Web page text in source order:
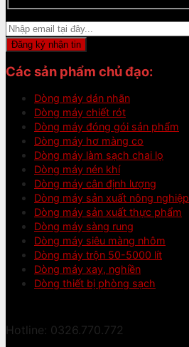
Các sản phẩm chủ đạo:
Dòng máy dán nhãn
Dòng máy chiết rót
Dòng máy đóng gói sản phẩm
Dòng máy hơ màng co
Dòng máy làm sạch chai lọ
Dòng máy nén khí
Dòng máy cân định lượng
Dòng máy sản xuất nông nghiệp
Dòng máy sản xuất thực phẩm
Dòng máy sàng rung
Dòng máy siêu màng nhôm
Dòng máy trộn 50-5000 lít
Dòng máy xay, nghiền
Dòng thiết bị phòng sạch
Hotline: 0326.770.772